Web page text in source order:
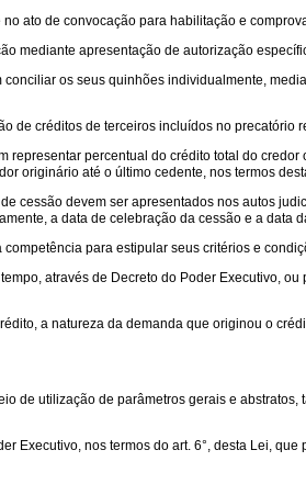
ato de convocação para habilitação e
mediante apresentação de autorização
os seus quinhões individualmente,
créditos de terceiros incluídos no precatório
representar percentual do crédito total do
originário até o último cedente, nos termos
cessão devem ser apresentados nos autos
a data de celebração da cessão e a data
para estipular seus critérios e
através de Decreto do Poder Executivo,
a natureza da demanda que originou o
de utilização de parâmetros gerais e
Executivo, nos termos do art. 6°, desta Lei,